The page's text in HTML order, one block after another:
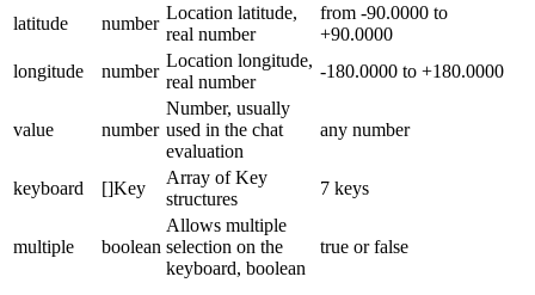
latitude
number
Location latitude,
real number
from -90.0000 to
+90.0000
longitude
number
Location longitude,
real number
-180.0000 to +180.0000
value number
Number, usually
used in the chat
evaluation
any number
keyboard []Key
Array of Key
structures
7 keys
multiple boolean
Allows multiple
selection on the
keyboard, boolean
true or false